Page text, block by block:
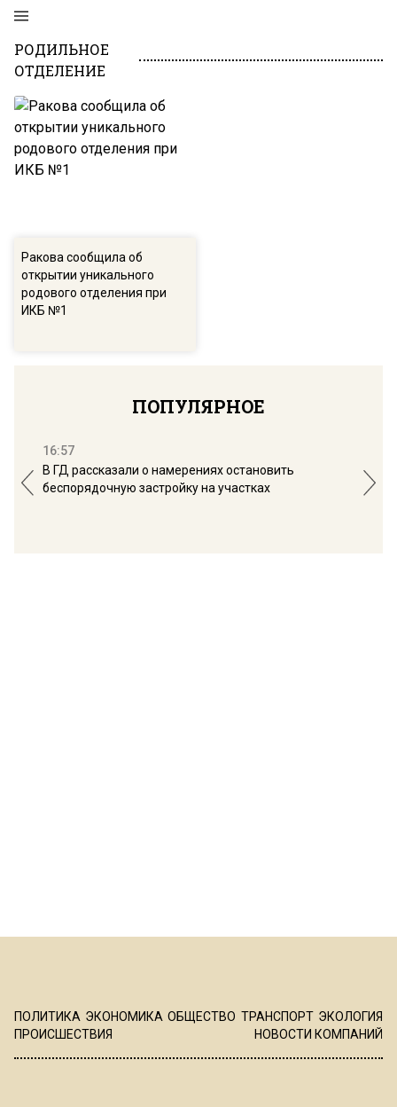
РОДИЛЬНОЕ
ОТДЕЛЕНИЕ
Ракова сообщила об
открытии уникального
родового отделения при
ИКБ №1
ПОПУЛЯРНОЕ
16:57
В ГД рассказали о намерениях остановить
беспорядочную застройку на участках
ПОЛИТИКА ЭКОНОМИКА ОБЩЕСТВО ТРАНСПОРТ ЭКОЛОГИЯ
ПРОИСШЕСТВИЯ
НОВОСТИ КОМПАНИЙ